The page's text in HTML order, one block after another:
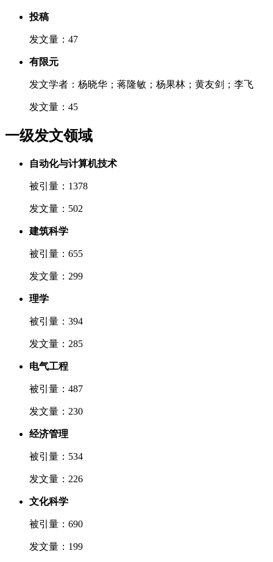
投稿
发文量：47
有限元
发文学者：杨晓华；蒋隆敏；杨果林；黄友剑；李飞
发文量：45
一级发文领域
自动化与计算机技术
被引量：1378
发文量：502
建筑科学
被引量：655
发文量：299
理学
被引量：394
发文量：285
电气工程
被引量：487
发文量：230
经济管理
被引量：534
发文量：226
文化科学
被引量：690
发文量：199